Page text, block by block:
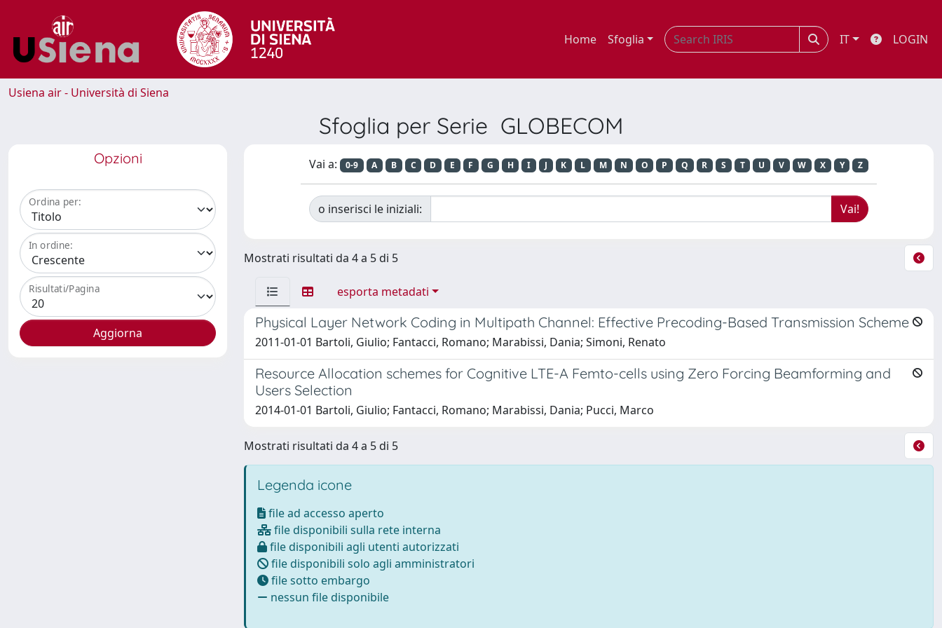
Home Sfoglia IT LOGIN
Usiena air - Università di Siena
Sfoglia per Serie GLOBECOM
Opzioni
Ordina per:
In ordine:
Risultati/Pagina
Vai a: 0-9 A B C D E F G H I J K L M N O P Q R S T U V W X Y Z
o inserisci le iniziali:
Mostrati risultati da 4 a 5 di 5
esporta metadati
Physical Layer Network Coding in Multipath Channel: Effective Precoding-Based Transmission Scheme
2011-01-01 Bartoli, Giulio; Fantacci, Romano; Marabissi, Dania; Simoni, Renato
Resource Allocation schemes for Cognitive LTE-A Femto-cells using Zero Forcing Beamforming and
Users Selection
2014-01-01 Bartoli, Giulio; Fantacci, Romano; Marabissi, Dania; Pucci, Marco
Mostrati risultati da 4 a 5 di 5
Legenda icone
file ad accesso aperto
file disponibili sulla rete interna
file disponibili agli utenti autorizzati
file disponibili solo agli amministratori
file sotto embargo
nessun file disponibile